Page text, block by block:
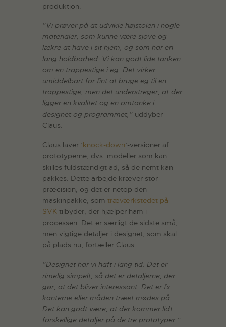
produktion.
”Vi prøver på at udvikle højstolen i nogle
materialer, som kunne være sjove og
lækre at have i sit hjem, og som har en
lang holdbarhed. Vi kan godt lide tanken
om en trappestige i eg. Det virker
umiddelbart for fint at bruge eg til en
trappestige, men det understreger, at der
ligger en kvalitet og en omtanke i
designet og programmet,” uddyber
Claus.
Claus laver ’knock-down’-versioner af
prototyperne, dvs. modeller som kan
skilles fuldstændigt ad, så de nemt kan
pakkes. Dette arbejde kræver stor
præcision, og det er netop den
maskinpakke, som træværkstedet på
SVK tilbyder, der hjælper ham i
processen. Det er særligt de sidste små,
men vigtige detaljer i designet, som skal
på plads nu, fortæller Claus:
”Designet har vi haft i lang tid. Det er
rimelig simpelt, så det er detaljerne, der
gør, at det bliver interessant. Det er fx
kanterne eller måden træet mødes på.
Det kan godt være, at der kommer lidt
forskellige detaljer på de tre prototyper.”